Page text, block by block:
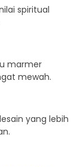
spiritual
marmer
mewah.
yang lebih